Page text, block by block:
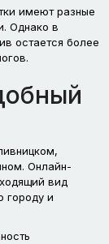
имеют разные
Однако в
остается более
Онлайн-
вид
городу и